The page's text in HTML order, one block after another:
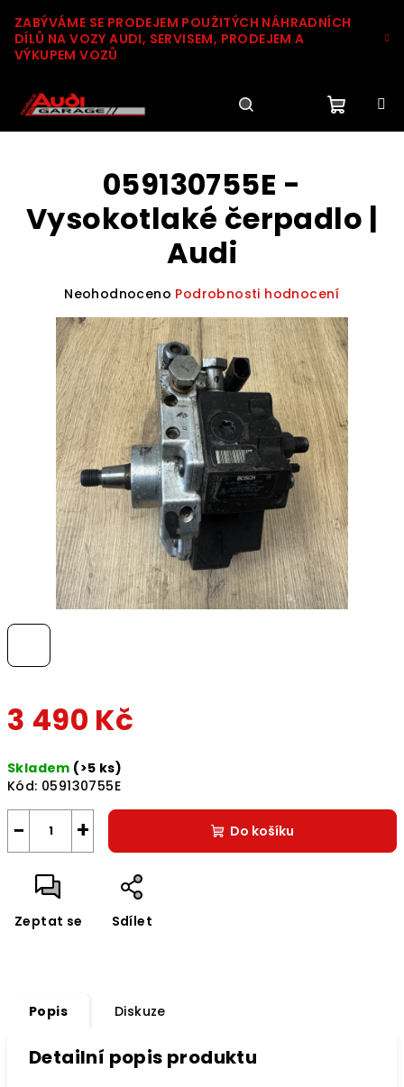
na
obsah
ZABÝVÁME SE PRODEJEM POUŽITÝCH NÁHRADNÍCH
DÍLŮ NA VOZY AUDI, SERVISEM, PRODEJEM A
VÝKUPEM VOZŮ
HledatPřihlášení
3 490 Kč
cena:
Skladem (>5 ks)
Kód: 059130755E
+
− Do košíku
Zeptat se Sdílet
059130755E -
Vysokotlaké čerpadlo |
Audi
Průměrné
produktu
je
0,0
z
5
hvězdiček.
Neohodnoceno Podrobnosti hodnocení
Popis Diskuze
Detailní popis produktu